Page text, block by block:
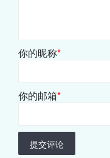
你的昵称*
你的邮箱*
提交评论